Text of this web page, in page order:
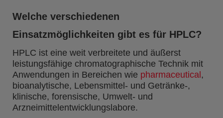
Welche verschiedenen
Einsatzmöglichkeiten gibt es für HPLC?
HPLC ist eine weit verbreitete und äußerst
leistungsfähige chromatographische Technik mit
Anwendungen in Bereichen wie pharmaceutical ,
bioanalytische, Lebensmittel- und Getränke-,
klinische, forensische, Umwelt- und
Arzneimittelentwicklungslabore.